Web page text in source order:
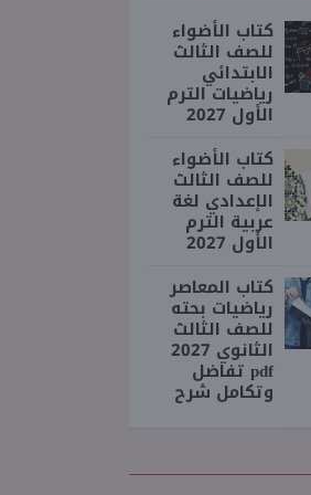
كتاب الأضواء
للصف الثالث
الابتدائي
رياضيات الترم
الأول 2027
كتاب الأضواء
للصف الثالث
الإعدادي لغة
عربية الترم
الأول 2027
كتاب المعاصر
رياضيات بحته
للصف الثالث
الثانوي 2027
pdf تفاضل
وتكامل شرح